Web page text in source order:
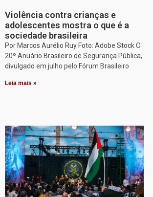
Violência contra crianças e
adolescentes mostra o que é a
sociedade brasileira
Por Marcos Aurélio Ruy Foto: Adobe Stock O
20º Anuário Brasileiro de Segurança Pública,
divulgado em julho pelo Fórum Brasileiro
Leia mais »